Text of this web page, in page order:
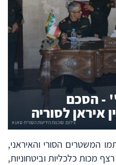
- הסכם
איראן לסוריה
המשטרים הסורי והאיראני,
מכות כלכליות וביטחוניות,